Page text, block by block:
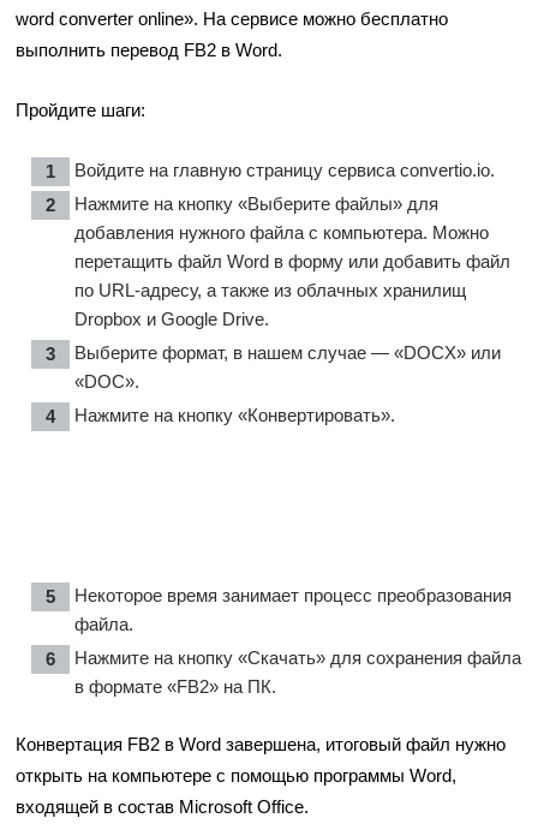
word converter online». На сервисе можно бесплатно
выполнить перевод FB2 в Word.
Пройдите шаги:
Войдите на главную страницу сервиса convertio.io.
Нажмите на кнопку «Выберите файлы» для
добавления нужного файла с компьютера. Можно
перетащить файл Word в форму или добавить файл
по URL-адресу, а также из облачных хранилищ
Dropbox и Google Drive.
Выберите формат, в нашем случае — «DOCX» или
«DOC».
Нажмите на кнопку «Конвертировать».
Некоторое время занимает процесс преобразования
файла.
Нажмите на кнопку «Скачать» для сохранения файла
в формате «FB2» на ПК.
Конвертация FB2 в Word завершена, итоговый файл нужно
открыть на компьютере с помощью программы Word,
входящей в состав Microsoft Office.